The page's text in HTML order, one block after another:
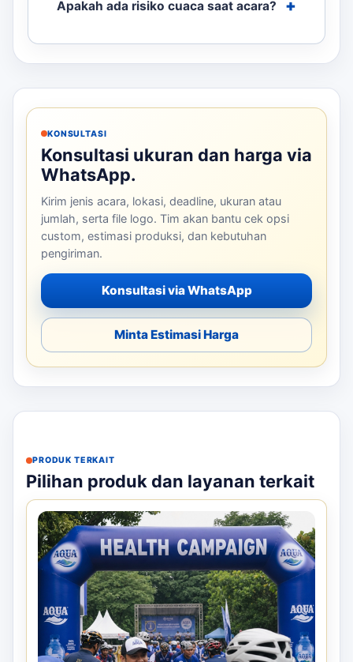
Apakah ada risiko cuaca saat acara?
KONSULTASI
Konsultasi ukuran dan harga via
WhatsApp.
Kirim jenis acara, lokasi, deadline, ukuran atau
jumlah, serta file logo. Tim akan bantu cek opsi
custom, estimasi produksi, dan kebutuhan
pengiriman.
Konsultasi via WhatsApp
Minta Estimasi Harga
PRODUK TERKAIT
Pilihan produk dan layanan terkait